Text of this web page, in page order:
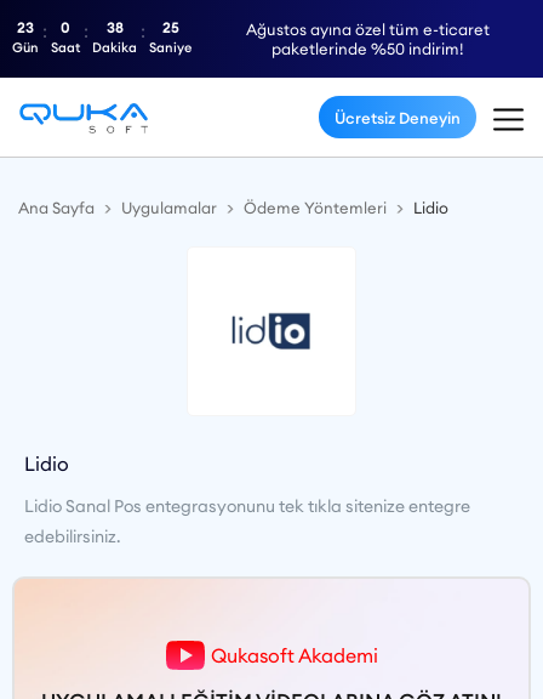
Ağustos ayına özel tüm e-ticaret
paketlerinde %50 indirim!
23
Gün
0
Saat
38
Dakika
24
Saniye
Ücretsiz Deneyin
Ana Sayfa Uygulamalar Ödeme Yöntemleri Lidio
Lidio
Lidio Sanal Pos entegrasyonunu tek tıkla sitenize entegre
edebilirsiniz.
Qukasoft Akademi